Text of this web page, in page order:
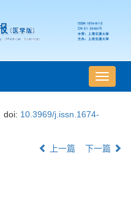
导
航
doi: 10.3969/j.issn.1674-
上一篇 下一篇